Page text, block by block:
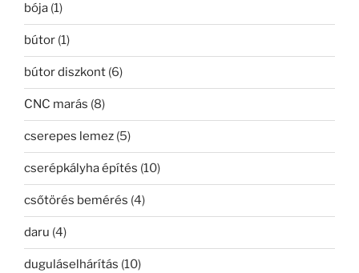
bója (1)
bútor (1)
bútor diszkont (6)
CNC marás (8)
cserepes lemez (5)
cserépkályha építés (10)
csőtörés bemérés (4)
daru (4)
duguláselhárítás (10)